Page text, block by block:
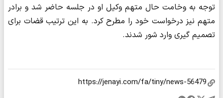
توجه به وخامت حال متهم وکیل او در جلسه حاضر شد و برادر
متهم نیز درخواست خود را مطرح کرد. به این ترتیب قضات برای
تصمیم گیری وارد شور شدند.